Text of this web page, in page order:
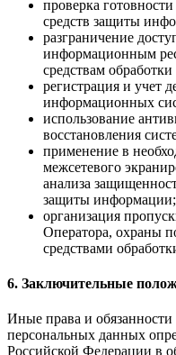
проверка
средств защиты
разграничение
информационным
средствам
регистрация и учет
информационных
использование
восстановления
применение в
межсетевого
анализа
защиты информации;
организация
Оператора, охраны
средствами
6. Заключительные
Иные права и обязанности
персональных данных
Российской Федерации в